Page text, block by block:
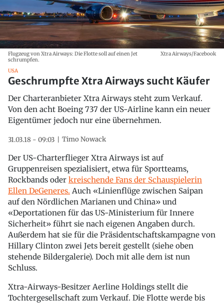
Flugzeug von Xtra Airways: Die Flotte soll auf einen Jet
schrumpfen.
Xtra Airways/Facebook
USA
Geschrumpfte Xtra Airways sucht Käufer
Der Charteranbieter Xtra Airways steht zum Verkauf.
Von den acht Boeing 737 der US-Airline kann ein neuer
Eigentümer jedoch nur eine übernehmen.
31.03.18 - 09:03 Timo Nowack
Der US-Charterflieger Xtra Airways ist auf
Gruppenreisen spezialisiert, etwa für Sportteams,
Rockbands oder kreischende Fans der Schauspielerin
Ellen DeGeneres. Auch «Linienflüge zwischen Saipan
auf den Nördlichen Marianen und China» und
«Deportationen für das US-Ministerium für Innere
Sicherheit» führt sie nach eigenen Angaben durch.
Außerdem hat sie für die Präsidentschaftskampagne von
Hillary Clinton zwei Jets bereit gestellt (siehe oben
stehende Bildergalerie). Doch mit alle dem ist nun
Schluss.
Xtra-Airways-Besitzer Aerline Holdings stellt die
Tochtergesellschaft zum Verkauf. Die Flotte werde bis